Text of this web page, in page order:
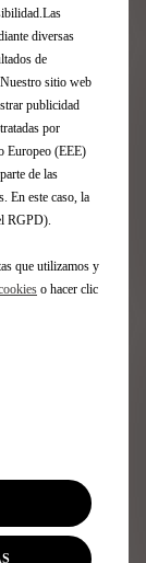
+
diversas
de
sitio web
publicidad
por
Europeo (EEE)
de las
En este caso, la
RGPD).
que utilizamos y
o hacer clic